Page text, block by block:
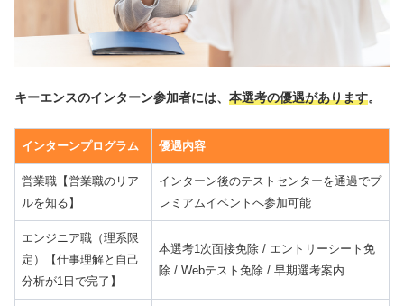
キーエンスのインターン参加者には、 本選考の優遇があります。
インターンプログラム 優遇内容
営業職【営業職のリア
ルを知る】
インターン後のテストセンターを通過でプ
レミアムイベントへ参加可能
エンジニア職（理系限
定）【仕事理解と自己
分析が1日で完了】
本選考1次面接免除 / エントリーシート免
除 / Webテスト免除 / 早期選考案内